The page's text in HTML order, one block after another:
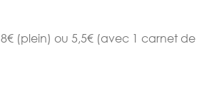
8€ (plein) ou 5,5€ (avec 1 carnet de